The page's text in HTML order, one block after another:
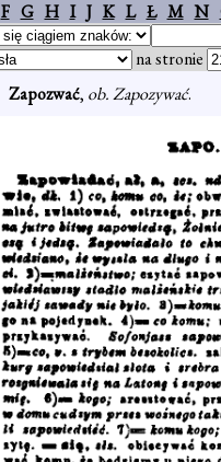
F G H I J K L Ł M N
na stronie
Zapozwać, ob. Zapozywać.